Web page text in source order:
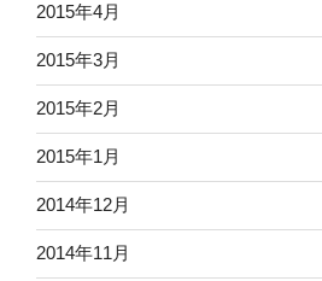
2015年4月
2015年3月
2015年2月
2015年1月
2014年12月
2014年11月